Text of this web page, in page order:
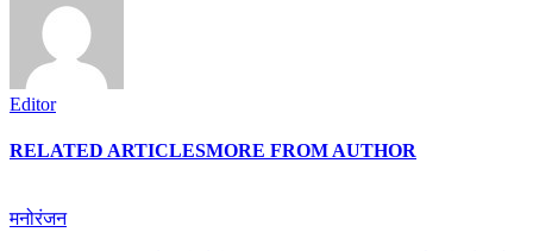
Editor
RELATED ARTICLESMORE FROM AUTHOR
मनोरंजन